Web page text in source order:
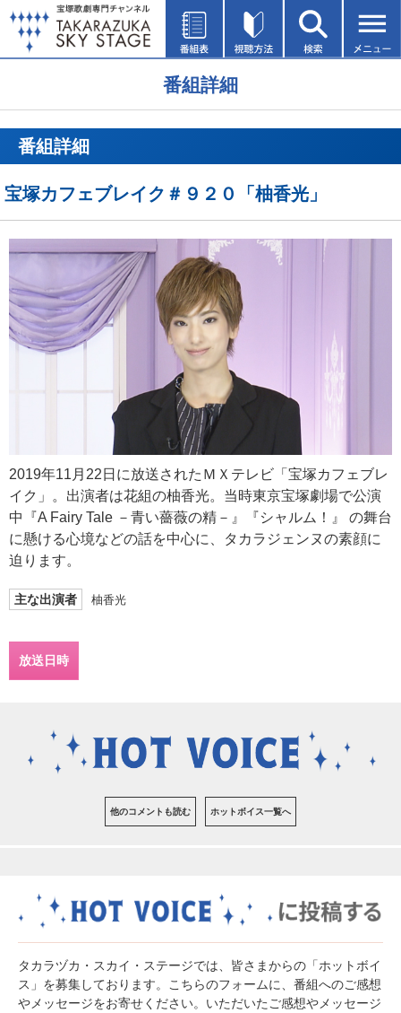
番組詳細
番組詳細
宝塚カフェブレイク＃９２０「柚香光」
2019年11月22日に放送されたＭＸテレビ「宝塚カフェブレ
イク」。出演者は花組の柚香光。当時東京宝塚劇場で公演
中『A Fairy Tale －青い薔薇の精－』『シャルム！』 の舞台
に懸ける心境などの話を中心に、タカラジェンヌの素顔に
迫ります。
主な出演者 柚香光
放送日時
他のコメントも読む ホットボイス一覧へ
タカラヅカ・スカイ・ステージでは、皆さまからの「ホットボイ
ス」を募集しております。こちらのフォームに、番組へのご感想
やメッセージをお寄せください。いただいたご感想やメッセージ